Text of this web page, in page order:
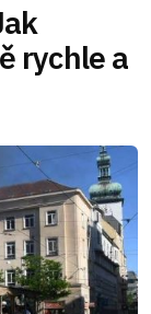
rychle a